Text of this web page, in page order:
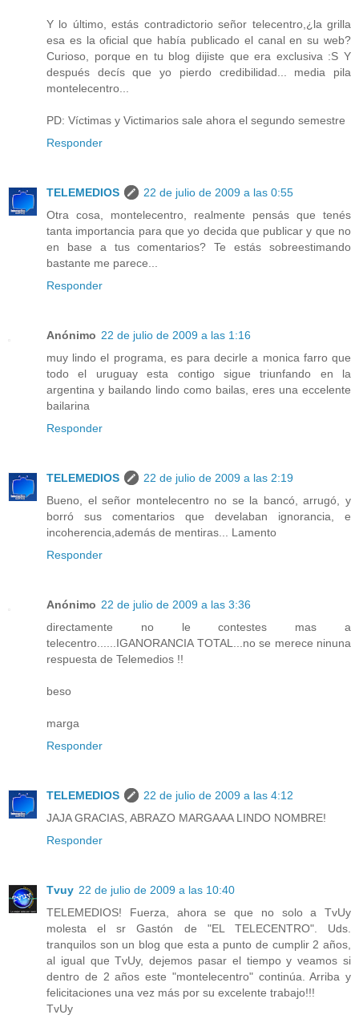
Y lo último, estás contradictorio señor telecentro,¿la grilla
esa es la oficial que había publicado el canal en su web?
Curioso, porque en tu blog dijiste que era exclusiva :S Y
después decís que yo pierdo credibilidad... media pila
montelecentro...
PD: Víctimas y Victimarios sale ahora el segundo semestre
Responder
TELEMEDIOS
22 de julio de 2009 a las 0:55
Otra cosa, montelecentro, realmente pensás que tenés
tanta importancia para que yo decida que publicar y que no
en base a tus comentarios? Te estás sobreestimando
bastante me parece...
Responder
Anónimo 22 de julio de 2009 a las 1:16
muy lindo el programa, es para decirle a monica farro que
todo el uruguay esta contigo sigue triunfando en la
argentina y bailando lindo como bailas, eres una eccelente
bailarina
Responder
TELEMEDIOS
22 de julio de 2009 a las 2:19
Bueno, el señor montelecentro no se la bancó, arrugó, y
borró sus comentarios que develaban ignorancia, e
incoherencia,además de mentiras... Lamento
Responder
Anónimo 22 de julio de 2009 a las 3:36
directamente no le contestes mas a
telecentro......IGANORANCIA TOTAL...no se merece ninuna
respuesta de Telemedios !!
beso
marga
Responder
TELEMEDIOS
22 de julio de 2009 a las 4:12
JAJA GRACIAS, ABRAZO MARGAAA LINDO NOMBRE!
Responder
Tvuy 22 de julio de 2009 a las 10:40
TELEMEDIOS! Fuerza, ahora se que no solo a TvUy
molesta el sr Gastón de "EL TELECENTRO". Uds.
tranquilos son un blog que esta a punto de cumplir 2 años,
al igual que TvUy, dejemos pasar el tiempo y veamos si
dentro de 2 años este "montelecentro" continúa. Arriba y
felicitaciones una vez más por su excelente trabajo!!!
TvUy